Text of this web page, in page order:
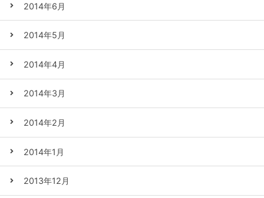
2014年6月
2014年5月
2014年4月
2014年3月
2014年2月
2014年1月
2013年12月